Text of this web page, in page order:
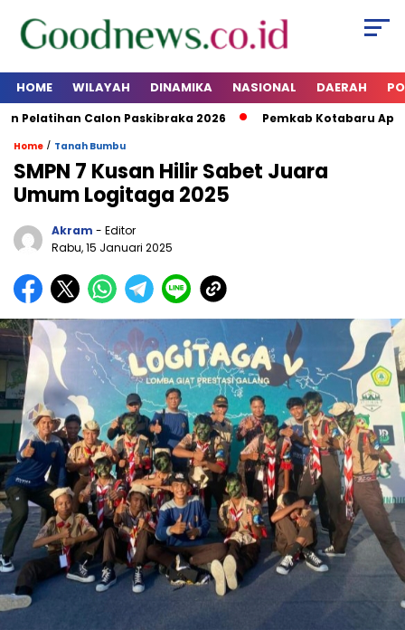
HOME WILAYAH DINAMIKA NASIONAL DAERAH
Calon Paskibraka 2026 Pemkab Kotabaru
Home / Tanah Bumbu
SMPN 7 Kusan Hilir Sabet Juara
Umum Logitaga 2025
Akram - Editor
Rabu, 15 Januari 2025